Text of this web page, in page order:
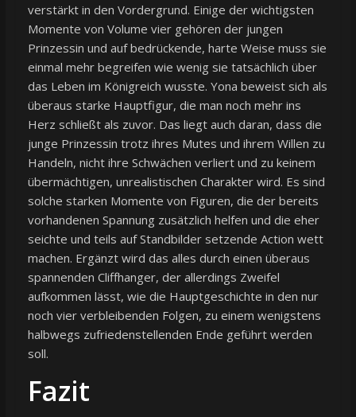
verstärkt in den Vordergrund. Einige der wichtigsten
Momente von Volume vier gehören der jungen
Prinzessin und auf bedrückende, harte Weise muss sie
einmal mehr begreifen wie wenig sie tatsächlich über
das Leben im Königreich wusste. Yona beweist sich als
überaus starke Hauptfigur, die man noch mehr ins
Herz schließt als zuvor. Das liegt auch daran, dass die
junge Prinzessin trotz ihres Mutes und ihrem Willen zu
Handeln, nicht ihre Schwächen verliert und zu keinem
übermächtigen, unrealistischen Charakter wird. Es sind
solche starken Momente von Figuren, die der bereits
vorhandenen Spannung zusätzlich helfen und die eher
seichte und teils auf Standbilder setzende Action wett
machen. Ergänzt wird das alles durch einen überaus
spannenden Cliffhanger, der allerdings Zweifel
aufkommen lässt, wie die Hauptgeschichte in den nur
noch vier verbleibenden Folgen, zu einem wenigstens
halbwegs zufriedenstellenden Ende geführt werden
soll.
Fazit